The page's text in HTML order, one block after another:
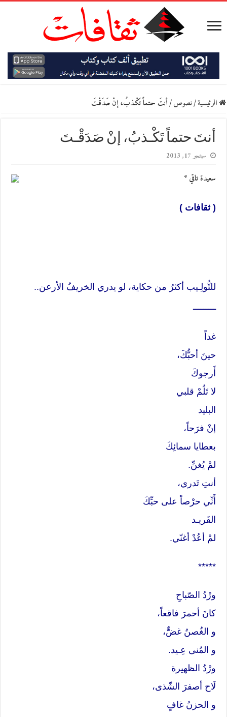
الرئيسية/نصوص/أنتَ حتماً تَكْـذبُ، إنْ صَدَقْـتَ
أنتَ حتماً تَكْـذبُ، إنْ صَدَقْـتَ
سبتمبر 17, 2013
سعيدة تاقي *
( ثقافات )
للتُّولِـيب أكثرُ من حكاية، لو يدري الخريفُ الأرعن..
ـــــــــ
غداً
حينَ أحبُّكَ،
أَرجوكَ
لا تَلُمْ قلبي
البليد
إنْ فرَحاً،
بعطايا سمائِكَ
لمْ يُغنِّ.
أنتِ تَدري،
أَنِّي حرْصاً على حبِّكَ
الفَريـد
لمْ أعُدْ أغنّي.
*****
ورْدُ الصّباحِ
كانَ أحمرَ فاقعاً،
و الغُصنُ غضٌّ،
و المُنى عِـيد.
ورْدُ الظهيرة
لَاح أصفرَ الشّذى،
و الحزنُ غافٍ